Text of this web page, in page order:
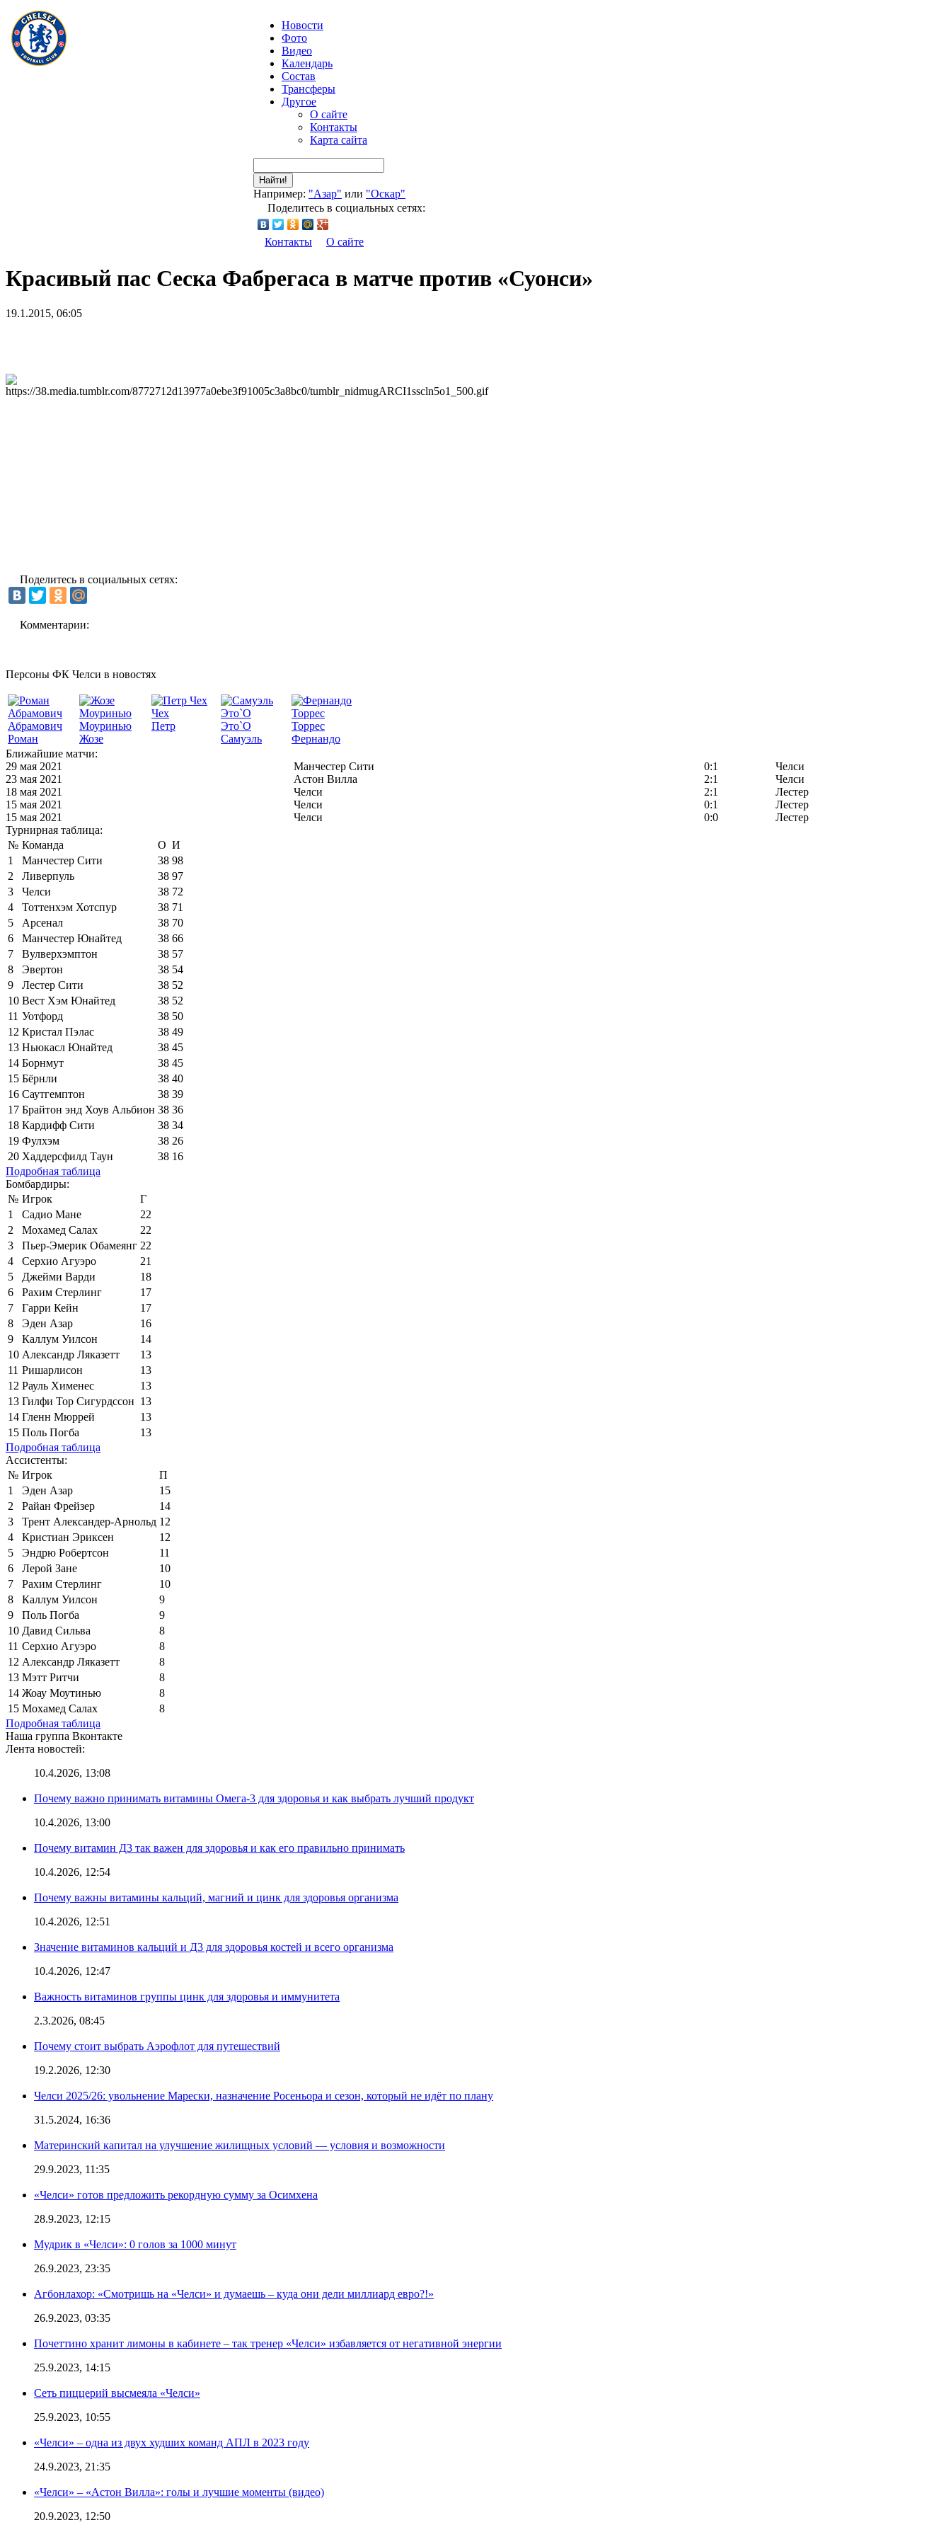
Новости
Фото
Видео
Календарь
Состав
Трансферы
Другое
О сайте
Контакты
Карта сайта
Найти!
Например: "Азар" или "Оскар"
Поделитесь в социальных сетях:
Контакты О сайте
Красивый пас Сеска Фабрегаса в матче против «Суонси»
19.1.2015, 06:05
Поделитесь в социальных сетях:
Комментарии:
Персоны ФК Челси в новостях
Абрамович
Роман
Моуринью
Жозе
Чех
Петр
Это`О
Самуэль
Торрес
Фернандо
Ближайшие матчи:
29 мая 2021
Манчестер Сити 0:1
Челси
23 мая 2021
Астон Вилла 2:1
Челси
18 мая 2021
Челси 2:1
Лестер
15 мая 2021
Челси 0:1
Лестер
15 мая 2021
Челси 0:0
Лестер
Турнирная таблица:
№ Команда О И
1
Манчестер Сити 38 98
2
Ливерпуль 38 97
3
Челси 38 72
4
Тоттенхэм Хотспур 38 71
5
Арсенал 38 70
6
Манчестер Юнайтед 38 66
7
Вулверхэмптон 38 57
8
Эвертон 38 54
9
Лестер Сити 38 52
10 Вест Хэм Юнайтед 38 52
11 Уотфорд 38 50
12 Кристал Пэлас 38 49
13 Ньюкасл Юнайтед 38 45
14 Борнмут 38 45
15 Бёрнли 38 40
16 Саутгемптон 38 39
17 Брайтон энд Хоув Альбион 38 36
18 Кардифф Сити 38 34
19 Фулхэм 38 26
20 Хаддерсфилд Таун 38 16
Подробная таблица
Бомбардиры:
№ Игрок
Г
1
Садио Мане
22
2
Мохамед Салах
22
3
Пьер-Эмерик Обамеянг 22
4
Серхио Агуэро
21
5
Джейми Варди
18
6
Рахим Стерлинг
17
7
Гарри Кейн
17
8
Эден Азар
16
9
Каллум Уилсон
14
10 Александр Ляказетт
13
11 Ришарлисон
13
12 Рауль Хименес
13
13 Гилфи Тор Сигурдссон 13
14 Гленн Мюррей
13
15 Поль Погба
13
Подробная таблица
Ассистенты:
№ Игрок
П
1
Эден Азар
15
2
Райан Фрейзер
14
3
Трент Александер-Арнольд 12
4
Кристиан Эриксен
12
5
Эндрю Робертсон
11
6
Лерой Зане
10
7
Рахим Стерлинг
10
8
Каллум Уилсон
9
9
Поль Погба
9
10 Давид Сильва
8
11 Серхио Агуэро
8
12 Александр Ляказетт
8
13 Мэтт Ритчи
8
14 Жоау Моутинью
8
15 Мохамед Салах
8
Подробная таблица
Наша группа Вконтакте
Лента новостей:
10.4.2026, 13:08
Почему важно принимать витамины Омега-3 для здоровья и как выбрать лучший продукт
10.4.2026, 13:00
Почему витамин Д3 так важен для здоровья и как его правильно принимать
10.4.2026, 12:54
Почему важны витамины кальций, магний и цинк для здоровья организма
10.4.2026, 12:51
Значение витаминов кальций и Д3 для здоровья костей и всего организма
10.4.2026, 12:47
Важность витаминов группы цинк для здоровья и иммунитета
2.3.2026, 08:45
Почему стоит выбрать Аэрофлот для путешествий
19.2.2026, 12:30
Челси 2025/26: увольнение Марески, назначение Росеньора и сезон, который не идёт по плану
31.5.2024, 16:36
Материнский капитал на улучшение жилищных условий — условия и возможности
29.9.2023, 11:35
«Челси» готов предложить рекордную сумму за Осимхена
28.9.2023, 12:15
Мудрик в «Челси»: 0 голов за 1000 минут
26.9.2023, 23:35
Агбонлахор: «Смотришь на «Челси» и думаешь – куда они дели миллиард евро?!»
26.9.2023, 03:35
Почеттино хранит лимоны в кабинете – так тренер «Челси» избавляется от негативной энергии
25.9.2023, 14:15
Сеть пиццерий высмеяла «Челси»
25.9.2023, 10:55
«Челси» – одна из двух худших команд АПЛ в 2023 году
24.9.2023, 21:35
«Челси» – «Астон Вилла»: голы и лучшие моменты (видео)
20.9.2023, 12:50